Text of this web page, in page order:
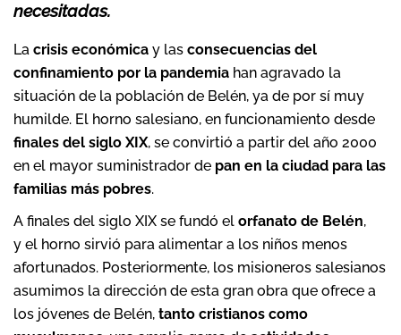
necesitadas.
La crisis económica y las consecuencias del
confinamiento por la pandemia han agravado la
situación de la población de Belén, ya de por sí muy
humilde. El horno salesiano, en funcionamiento desde
finales del siglo XIX, se convirtió a partir del año 2000
en el mayor suministrador de pan en la ciudad para las
familias más pobres.
A finales del siglo XIX se fundó el orfanato de Belén,
y el horno sirvió para alimentar a los niños menos
afortunados. Posteriormente, los misioneros salesianos
asumimos la dirección de esta gran obra que ofrece a
los jóvenes de Belén, tanto cristianos como